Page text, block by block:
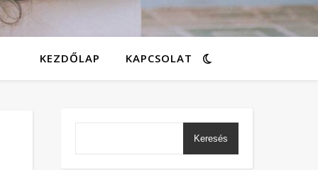
KEZDŐLAP KAPCSOLAT
Keresés